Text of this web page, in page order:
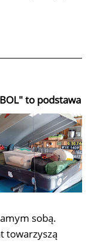
to podstawa
sobą.
towarzyszą